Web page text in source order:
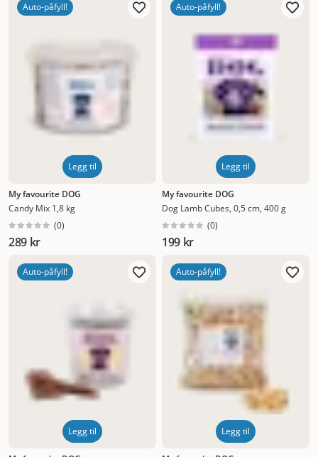
Auto-påfyll!
Legg til
My favourite DOG
Candy Mix 1,8 kg
(0)
289 kr
Auto-påfyll!
Legg til
My favourite DOG
Dog Lamb Cubes, 0,5 cm, 400 g
(0)
199 kr
Auto-påfyll!
Legg til
Auto-påfyll!
Legg til